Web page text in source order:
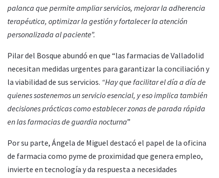
palanca que permite ampliar servicios, mejorar la adherencia
terapéutica, optimizar la gestión y fortalecer la atención
personalizada al paciente”.
Pilar del Bosque abundó en que “las farmacias de Valladolid
necesitan medidas urgentes para garantizar la conciliación y
la viabilidad de sus servicios. “Hay que facilitar el día a día de
quienes sostenemos un servicio esencial, y eso implica también
decisiones prácticas como establecer zonas de parada rápida
en las farmacias de guardia nocturna”
Por su parte, Ángela de Miguel destacó el papel de la oficina
de farmacia como pyme de proximidad que genera empleo,
invierte en tecnología y da respuesta a necesidades